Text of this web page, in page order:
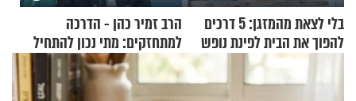
בלי לצאת מהמזגן: 5 דרכים
להפוך את הבית לפינת נופש
מעוצבת
הרב זמיר כהן - הדרכה
למתחזקים: מתי נכון להתחיל
עם לבישת הציצית?